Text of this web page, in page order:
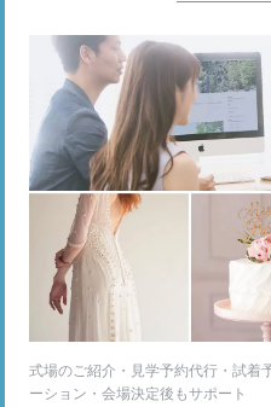
式場のご紹介・見学予約代行・試着
ーション・会場決定後もサポート